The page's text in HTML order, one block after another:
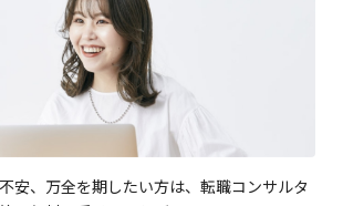
安、万全を期したい方は、転職コンサルタ